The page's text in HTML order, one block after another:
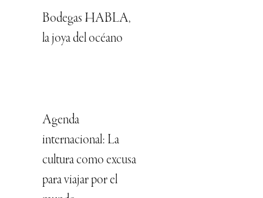
Bodegas HABLA,
la joya del océano
Agenda
internacional: La
cultura como excusa
para viajar por el